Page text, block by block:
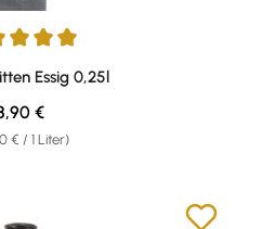
von 5 von 5 Sternen
Essig 0,25l
€ / 1 Liter)
Preis:
€